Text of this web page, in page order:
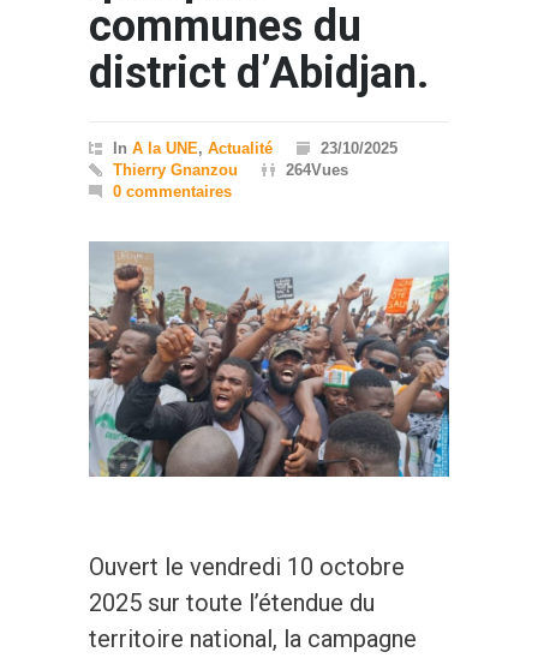
communes du
district d’Abidjan.
In A la UNE, Actualité
23/10/2025
Thierry Gnanzou
264Vues
0 commentaires
Ouvert le vendredi 10 octobre
2025 sur toute l’étendue du
territoire national, la campagne